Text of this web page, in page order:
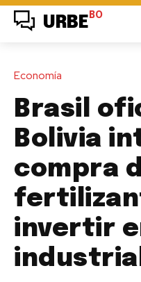
URBE BO
Economía
Brasil
Bolivia
compra
invertir